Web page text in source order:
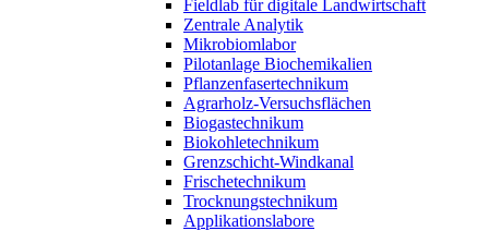
Fieldlab für digitale Landwirtschaft
Zentrale Analytik
Mikrobiomlabor
Pilotanlage Biochemikalien
Pflanzenfasertechnikum
Agrarholz-Versuchsflächen
Biogastechnikum
Biokohletechnikum
Grenzschicht-Windkanal
Frischetechnikum
Trocknungstechnikum
Applikationslabore